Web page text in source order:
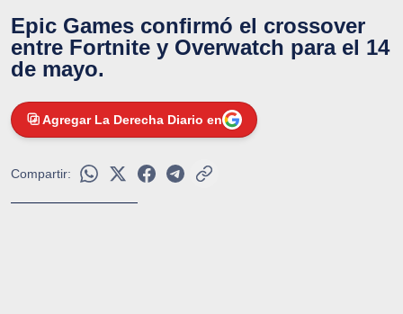
Epic Games confirmó el crossover
entre Fortnite y Overwatch para el 14
de mayo.
Agregar La Derecha Diario en
Compartir: